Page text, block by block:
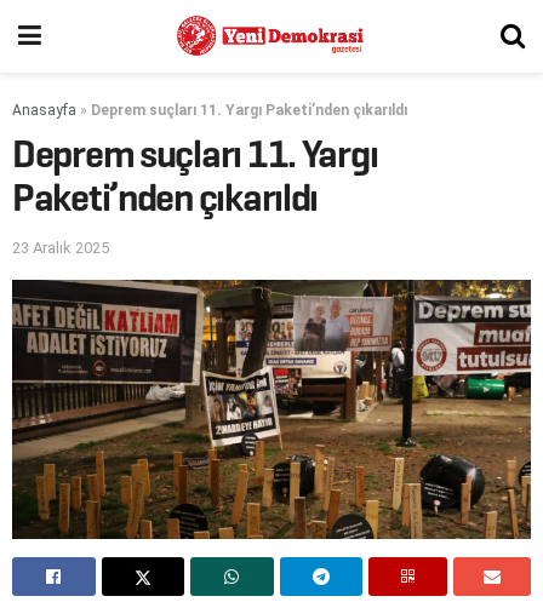
Anasayfa » Deprem suçları 11. Yargı Paketi’nden çıkarıldı
Deprem suçları 11. Yargı
Paketi’nden çıkarıldı
23 Aralık 2025